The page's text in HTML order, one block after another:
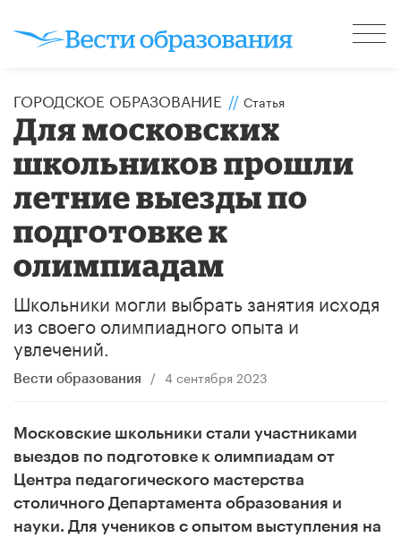
ГОРОДСКОЕ ОБРАЗОВАНИЕ // Статья
Для московских
школьников прошли
летние выезды по
подготовке к
олимпиадам
Школьники могли выбрать занятия исходя
из своего олимпиадного опыта и
увлечений.
Вести образования / 4 сентября 2023
Московские школьники стали участниками
выездов по подготовке к олимпиадам от
Центра педагогического мастерства
столичного Департамента образования и
науки. Для учеников с опытом выступления на